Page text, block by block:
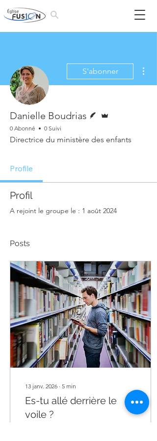
S'abonner
Danielle Boudrias
0 Abonné 0 Suivi
Directrice du ministère des enfants
Profile
Profil
A rejoint le groupe le : 1 août 2024
Posts
13 janv. 2026 ∙ 5 min
Es-tu allé derrière le
voile ?